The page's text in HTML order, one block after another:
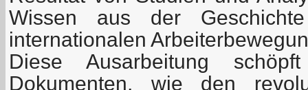
Wissen aus der
internationalen
Diese Ausarbeitung
Dokumenten, wie den